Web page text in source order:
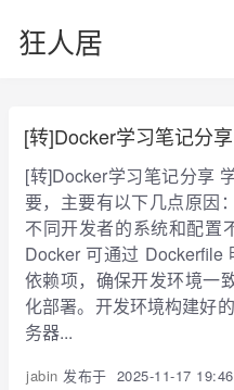
狂人居
[转]Docker学习笔记分享
[转]Docker学习笔记分享
要，主要有以下几点原因
不同开发者的系统和配置
Docker 可通过
依赖项，确保开发环境一
化部署。开发环境构建好
务器...
jabin 发布于 2025-11-17 19:46